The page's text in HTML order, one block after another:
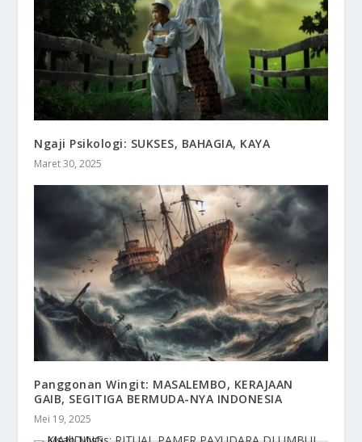
Ngaji Psikologi: SUKSES, BAHAGIA, KAYA
Maret 30, 2025
Panggonan Wingit: MASALEMBO, KERAJAAN
GAIB, SEGITIGA BERMUDA-NYA INDONESIA
Mei 19, 2025